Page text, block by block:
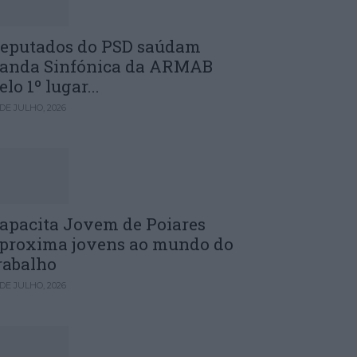
do PSD saúdam
Sinfónica da ARMAB
1º lugar...
JULHO, 2026
Jovem de Poiares
jovens ao mundo do
JULHO, 2026